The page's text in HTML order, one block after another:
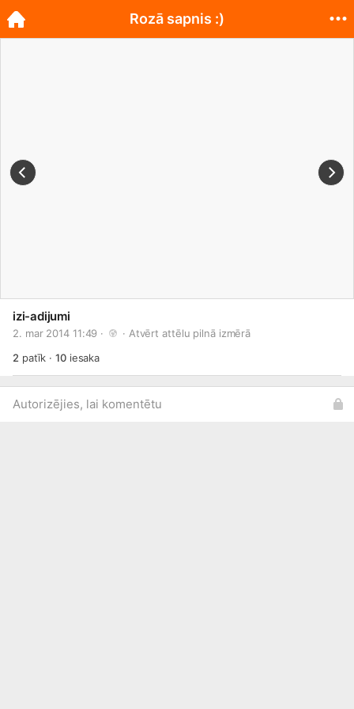
izi-adijumi
2. mar 2014 11:49 · · Atvērt attēlu pilnā izmērā
2 patīk ·10iesaka
Autorizējies, lai komentētu
Rozā sapnis :)